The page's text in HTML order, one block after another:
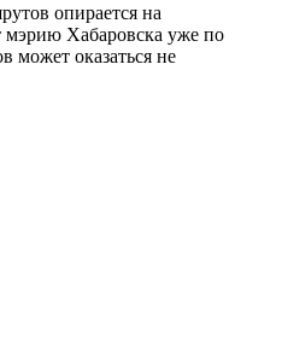
опирается на
мэрию Хабаровска уже по
может оказаться не